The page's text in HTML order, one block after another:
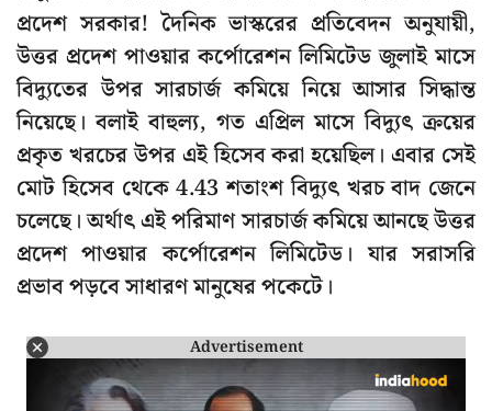
প্রদেশ সরকার! দৈনিক ভাস্করের প্রতিবেদন অনুযায়ী,
উত্তর প্রদেশ পাওয়ার কর্পোরেশন লিমিটেড জুলাই মাসে
বিদ্যুতের উপর সারচার্জ কমিয়ে নিয়ে আসার সিদ্ধান্ত
নিয়েছে। বলাই বাহুল্য, গত এপ্রিল মাসে বিদ্যুৎ ক্রয়ের
প্রকৃত খরচের উপর এই হিসেব করা হয়েছিল। এবার সেই
মোট হিসেব থেকে 4.43 শতাংশ বিদ্যুৎ খরচ বাদ জেনে
চলেছে। অর্থাৎ এই পরিমাণ সারচার্জ কমিয়ে আনছে উত্তর
প্রদেশ পাওয়ার কর্পোরেশন লিমিটেড। যার সরাসরি
প্রভাব পড়বে সাধারণ মানুষের পকেটে।
Advertisement